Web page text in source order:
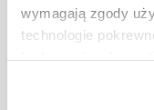
wymagają zgody
technologie
dobrowolną zgodę
O „PIŚMIE”
ABOUT PISMO
FACT-